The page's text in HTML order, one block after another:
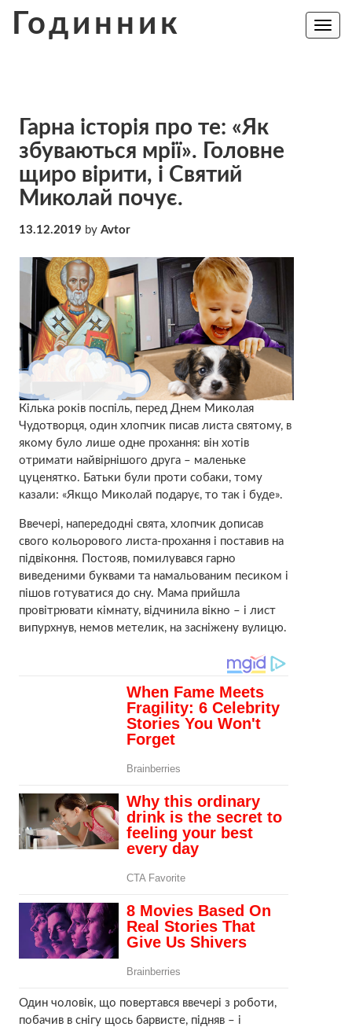
Годинник
Toggle
Гарна історія про те: «Як
збуваються мрії». Головне
щиро вірити, і Святий
Миколай почує.
13.12.2019 by Avtor
Кілька років поспіль, перед Днем Миколая
Чудотворця, один хлопчик писав листа святому, в
якому було лише одне прохання: він хотів
отримати найвірнішого друга – маленьке
цуценятко. Батьки були проти собаки, тому
казали: «Якщо Миколай подарує, то так і буде».
Ввечері, напередодні свята, хлопчик дописав
свого кольорового листа-прохання і поставив на
підвіконня. Постояв, помилувався гарно
виведеними буквами та намальованим песиком і
пішов готуватися до сну. Мама прийшла
провітрювати кімнату, відчинила вікно – і лист
випурхнув, немов метелик, на засніжену вулицю.
Один чоловік, що повертався ввечері з роботи,
побачив в снігу щось барвисте, підняв – і